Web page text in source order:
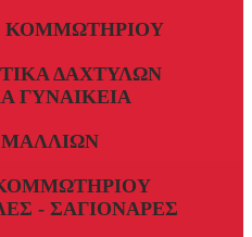
ΚΟΜΜΩΤΗΡΊΟΥ
ΔΑΧΤΎΛΩΝ
ΓΥΝΑΙΚΕΊΑ
- ΣΑΓΙΟΝΆΡΕΣ